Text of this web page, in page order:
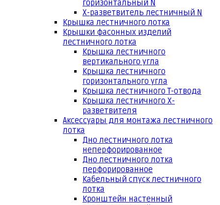
горизонтальный N
Х-разветвитель лестничный N
Крышка лестничного лотка
Крышки фасонных изделий
лестничного лотка
Крышка лестничного
вертикального угла
Крышка лестничного
горизонтального угла
Крышка лестничного Т-отвода
Крышка лестничного Х-
разветвителя
Аксессуары для монтажа лестничного
лотка
Дно лестничного лотка
неперфорированное
Дно лестничного лотка
перфорированное
Кабельный спуск лестничного
лотка
Кронштейн настенный